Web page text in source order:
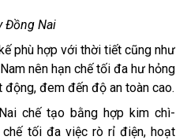
Đồng Nai
phù hợp với thời tiết cũng như
nên hạn chế tối đa hư hỏng
đem đến độ an toàn cao.
chế tạo bằng hợp kim chì-
tối đa việc rò rỉ điện, hoạt